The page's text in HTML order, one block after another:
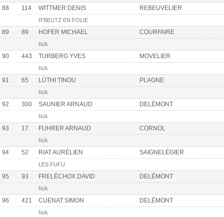
88 114 WITTMER DENIS REBEUVELIER
R'BEUTZ EN FOLIE
89 89 HOFER MICHAEL COURFAIRE
N/A
90 443 TURBERG YVES MOVELIER
N/A
91 65 LÜTHI TINOU PLAGNE
N/A
92 300 SAUNIER ARNAUD DELÉMONT
N/A
93 17 FUHRER ARNAUD CORNOL
N/A
94 52 RIAT AURÉLIEN SAIGNELÉGIER
LES FUFU
95 93 FRELÉCHOX DAVID DELÉMONT
N/A
96 421 CUENAT SIMON DELÉMONT
N/A